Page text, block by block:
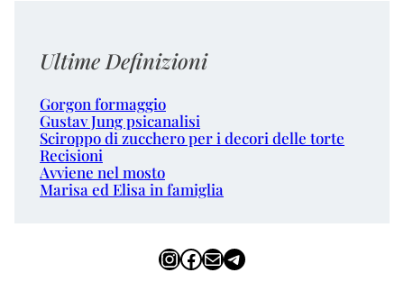
Ultime Definizioni
Gorgon formaggio
Gustav Jung psicanalisi
Sciroppo di zucchero per i decori delle torte
Recisioni
Avviene nel mosto
Marisa ed Elisa in famiglia
InstagramFacebook Email Telegram